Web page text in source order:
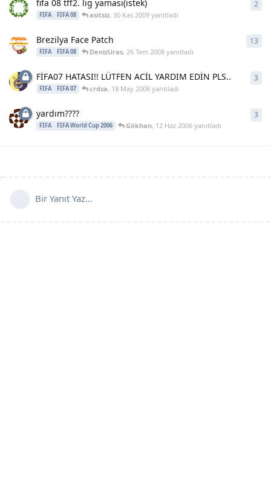
fifa 08 tff2. lig yaması(istek)
FIFA FIFA 08 asitsiz, 30 Kas 2009yanıtladı
2
Brezilya Face Patch
FIFA FIFA 08 DenizUras, 26 Tem 2008yanıtladı
13
FİFA07 HATASI!! LÜTFEN ACİL YARDIM EDİN PLS..
FIFA FIFA 07 crdsa, 18 May 2008yanıtladı
3
yardım????
FIFA FIFA World Cup 2006 Gökhan, 12 Haz 2006yanıtladı
3
Bir Yanıt Yaz...